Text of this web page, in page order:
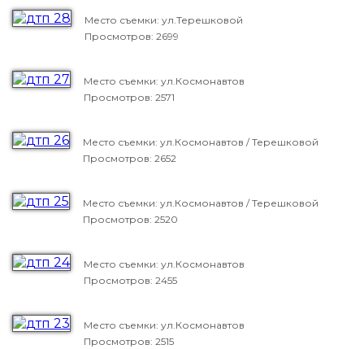
Место съемки: ул.Терешковой
Просмотров: 2699
Место съемки: ул.Космонавтов
Просмотров: 2571
Место съемки: ул.Космонавтов / Терешковой
Просмотров: 2652
Место съемки: ул.Космонавтов / Терешковой
Просмотров: 2520
Место съемки: ул.Космонавтов
Просмотров: 2455
Место съемки: ул.Космонавтов
Просмотров: 2515